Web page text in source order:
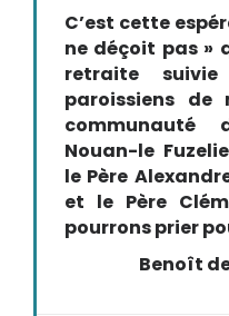
C’est cette
ne déçoit pas »
retraite
paroissiens
communauté
Nouan-le
le Père
et le Père
pourrons prier
Benoît